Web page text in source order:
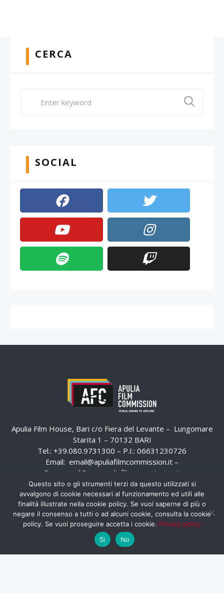
CERCA
SOCIAL
Apulia Film House, Bari c/o Fiera del Levante – Lungomare
Starita 1 – 70132 BARI
Tel.: +39.080.9731300 – P.I.: 06631230726
Email: email@apuliafilmcommission.it –
Pec:
email@pec.apuliafilmcommission.it
Questo sito o gli strumenti terzi da questo utilizzati si
avvalgono di cookie necessari al funzionamento ed utili alle
finalità illustrate nella cookie policy. Se vuoi saperne di più o
negare il consenso a tutti o ad alcuni cookie, consulta la cookie
policy. Se vuoi proseguire accetta i cookie. Privacy policy
Si
No